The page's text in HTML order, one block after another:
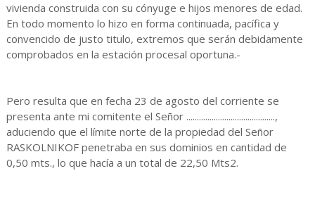
vivienda construida con su cónyuge e hijos menores de edad.
En todo momento lo hizo en forma continuada, pacífica y
convencido de justo titulo, extremos que serán debidamente
comprobados en la estación procesal oportuna.-
Pero resulta que en fecha 23 de agosto del corriente se
presenta ante mi comitente el Señor ..........................................,
aduciendo que el límite norte de la propiedad del Señor
RASKOLNIKOF penetraba en sus dominios en cantidad de
0,50 mts., lo que hacía a un total de 22,50 Mts2.